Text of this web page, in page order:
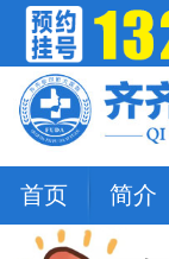
首页 简介